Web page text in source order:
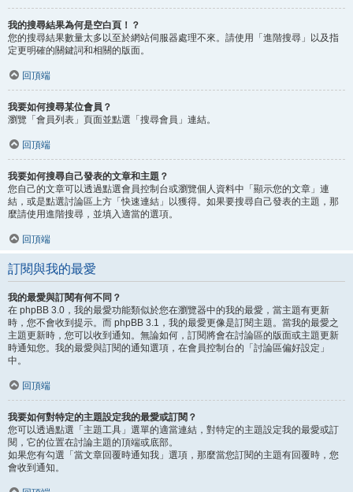
我的搜尋結果為何是空白頁！？
您的搜尋結果數量太多以至於網站伺服器處理不來。請使用「進階搜尋」以及指
定更明確的關鍵詞和相關的版面。
回頂端
我要如何搜尋某位會員？
瀏覽「會員列表」頁面並點選「搜尋會員」連結。
回頂端
我要如何搜尋自己發表的文章和主題？
您自己的文章可以透過點選會員控制台或瀏覽個人資料中「顯示您的文章」連
結，或是點選討論區上方「快速連結」以獲得。如果要搜尋自己發表的主題，那
麼請使用進階搜尋，並填入適當的選項。
回頂端
訂閱與我的最愛
我的最愛與訂閱有何不同？
在 phpBB 3.0，我的最愛功能類似於您在瀏覽器中的我的最愛，當主題有更新
時，您不會收到提示。而 phpBB 3.1，我的最愛更像是訂閱主題。當我的最愛之
主題更新時，您可以收到通知。無論如何，訂閱將會在討論區的版面或主題更新
時通知您。我的最愛與訂閱的通知選項，在會員控制台的「討論區偏好設定」
中。
回頂端
我要如何對特定的主題設定我的最愛或訂閱？
您可以透過點選「主題工具」選單的適當連結，對特定的主題設定我的最愛或訂
閱，它的位置在討論主題的頂端或底部。
如果您有勾選「當文章回覆時通知我」選項，那麼當您訂閱的主題有回覆時，您
會收到通知。